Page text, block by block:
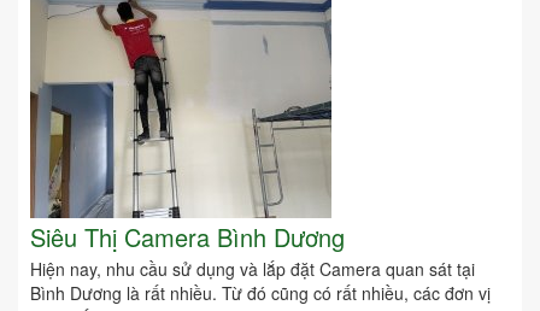
Siêu Thị Camera Bình Dương
Hiện nay, nhu cầu sử dụng và lắp đặt Camera quan sát tại
Bình Dương là rất nhiều. Từ đó cũng có rất nhiều, các đơn vị